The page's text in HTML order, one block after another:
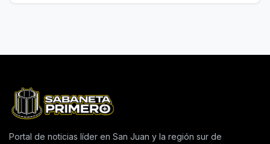
Portal de noticias líder en San Juan y la región sur de